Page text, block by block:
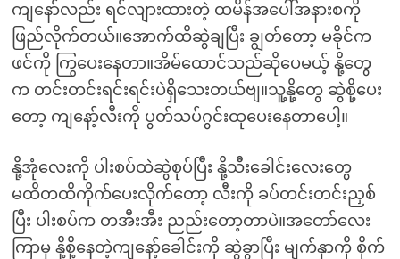
ကျနော်လည်း ရင်လျားထားတဲ့ ထမိန်အပေါ်အနားစကို
ဖြည်လိုက်တယ်။အောက်ထိဆွဲချပြီး ချွတ်တော့ မခိုင်က
ဖင်ကို ကြွပေးနေတာ။အိမ်ထောင်သည်ဆိုပေမယ့် နို့တွေ
က တင်းတင်းရင်းရင်းပဲရှိသေးတယ်ဗျ။သူ့နို့တွေ ဆွဲစို့ပေး
တော့ ကျနော့်လီးကို ပွတ်သပ်ဂွင်းထုပေးနေတာပေါ့။
နို့အုံလေးကို ပါးစပ်ထဲဆွဲစုပ်ပြီး နို့သီးခေါင်းလေးတွေ
မထိတထိကိုက်ပေးလိုက်တော့ လီးကို ခပ်တင်းတင်းညှစ်
ပြီး ပါးစပ်က တအီးအီး ညည်းတော့တာပဲ။အတော်လေး
ကြာမှ နို့စို့နေတဲ့ကျနော့်ခေါင်းကို ဆွဲခွာပြီး မျက်နှာကို စိုက်